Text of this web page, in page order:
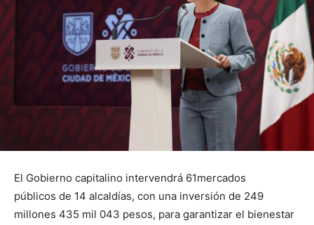
El Gobierno capitalino intervendrá 61mercados
públicos de 14 alcaldías, con una inversión de 249
millones 435 mil 043 pesos, para garantizar el bienestar